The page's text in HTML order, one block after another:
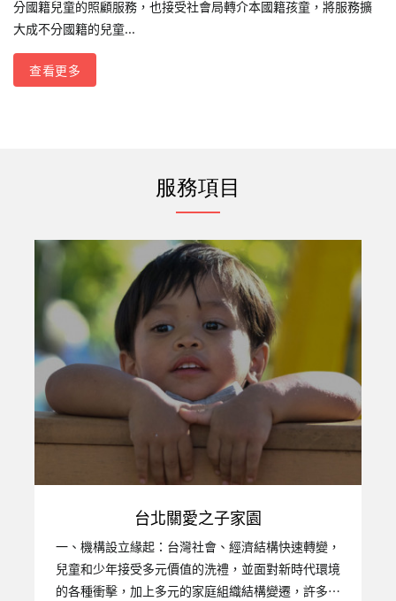
分國籍兒童的照顧服務，也接受社會局轉介本國籍孩童，將服務擴
大成不分國籍的兒童...
查看更多
服務項目
台北關愛之子家園
一、機構設立緣起：台灣社會、經濟結構快速轉變，
兒童和少年接受多元價值的洗禮，並面對新時代環境
的各種衝擊，加上多元的家庭組織結構變遷，許多家